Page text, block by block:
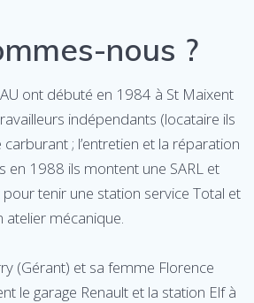
nous ?
ont débuté en 1984 à St Maixent
indépendants (locataire ils
; l’entretien et la réparation
en 1988 ils montent une SARL et
tenir une station service Total et
atelier mécanique.
(Gérant) et sa femme Florence
le garage Renault et la station Elf à